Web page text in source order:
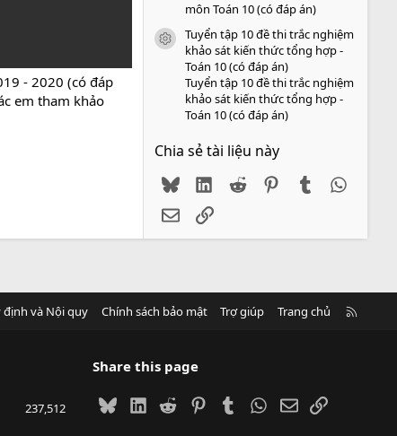
- 2020 (có đáp
em tham khảo
môn Toán 10 (có đáp án)
icon tài liệu
Tuyển tập 10 đề thi trắc nghiệm
khảo sát kiến thức tổng hợp -
Toán 10 (có đáp án)
Tuyển tập 10 đề thi trắc nghiệm
khảo sát kiến thức tổng hợp -
Toán 10 (có đáp án)
Chia sẻ tài liệu này
BlueskyLinkedIn
Reddit PinterestTumblr
EmailLink
định và Nội quy Chính sách bảo mật Trợ giúp Trang chủ
237,512
Share this page
BlueskyLinkedIn
Reddit PinterestTumblrWhatsApp
EmailLink